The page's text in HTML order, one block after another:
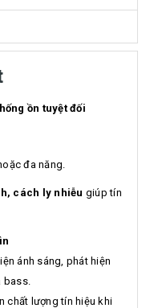
ồn tuyệt đối
đa năng.
cách ly nhiễu giúp tín
ánh sáng, phát hiện
bass.
chất lượng tín hiệu khi